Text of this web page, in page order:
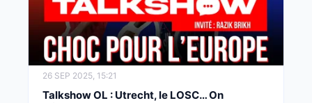
26 SEP 2025, 15:21
Talkshow OL : Utrecht, le LOSC… On